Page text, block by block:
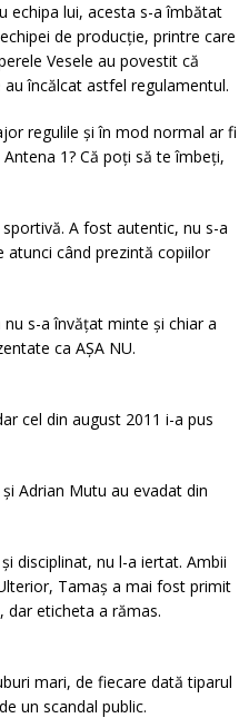
echipa lui, acesta s-a îmbătat
de producție, printre care
Vesele au povestit că
încălcat astfel regulamentul.
regulile și în mod normal ar fi
1? Că poți să te îmbeți,
A fost autentic, nu s-a
atunci când prezintă copiilor
s-a învățat minte și chiar a
ca AȘA NU.
cel din august 2011 i-a pus
Adrian Mutu au evadat din
disciplinat, nu l-a iertat. Ambii
Tamaș a mai fost primit
dar eticheta a rămas.
mari, de fiecare dată tiparul
un scandal public.